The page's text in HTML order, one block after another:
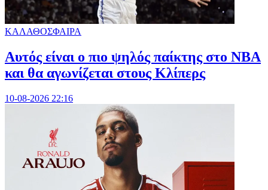
ΚΑΛΑΘΟΣΦΑΙΡΑ
Αυτός είναι ο πιο ψηλός παίκτης στο NBA
και θα αγωνίζεται στους Κλίπερς
10-08-2026 22:16